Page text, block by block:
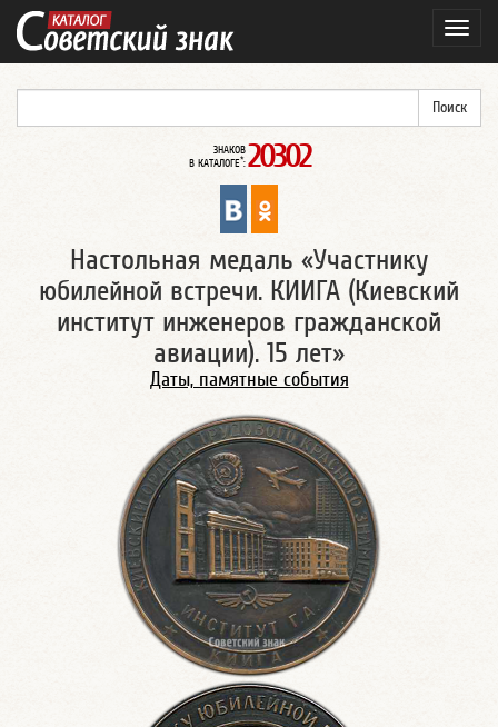
ЗНАКОВ
В КАТАЛОГЕ*: 20302
Настольная медаль «Участнику
юбилейной встречи. КИИГА (Киевский
институт инженеров гражданской
авиации). 15 лет»
Даты, памятные события